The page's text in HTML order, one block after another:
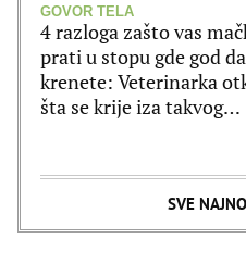
GOVOR TELA
4 razloga zašto vas
prati u stopu gde god da
krenete: Veterinarka
šta se krije iza takvog
SVE